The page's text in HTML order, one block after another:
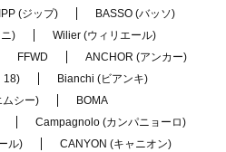
(ジップ)
BASSO (バッソ)
)
Wilier (ウィリエール)
FFWD
ANCHOR (アンカー)
18)
Bianchi (ビアンキ)
ムシー)
BOMA
Campagnolo (カンパニョーロ)
ル)
CANYON (キャニオン)